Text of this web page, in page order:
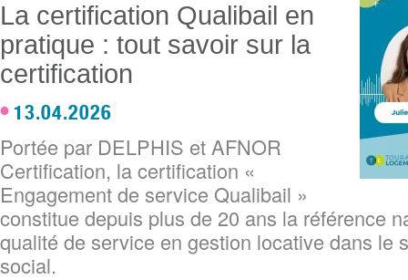
La certification Qualibail en
pratique : tout savoir sur la
certification
13.04.2026
Portée par DELPHIS et AFNOR
Certification, la certification «
Engagement de service Qualibail »
constitue depuis plus de 20 ans la référence
qualité de service en gestion locative dans le
social.